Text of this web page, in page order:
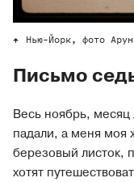
Нью-Йорк, фото
Письмо
Весь ноябрь, месяц
падали, а меня моя
березовый листок,
хотят